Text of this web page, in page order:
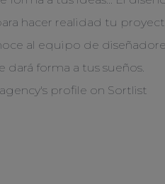
hacer realidad tu
al equipo de
dará forma a tus sueños.